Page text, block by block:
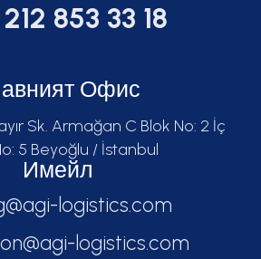
853 33 18
Офис
Sk. Armağan C Blok No: 2 İç
5 Beyoğlu / İstanbul
Имейл
logistics.com
logistics.com